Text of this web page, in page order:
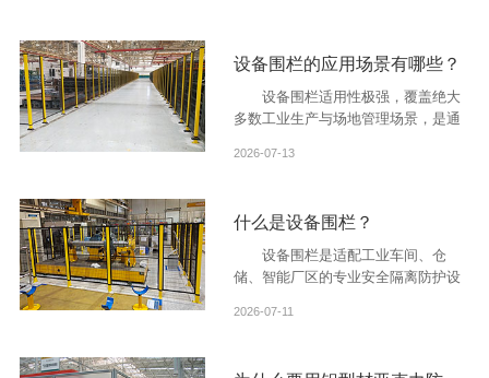
设备围栏的应用场景有哪些？
设备围栏适用性极强，覆盖绝大
多数工业生产与场地管理场景，是通
2026-07-13
什么是设备围栏？
设备围栏是适配工业车间、仓
储、智能厂区的专业安全隔离防护设
套设施。
2026-07-11